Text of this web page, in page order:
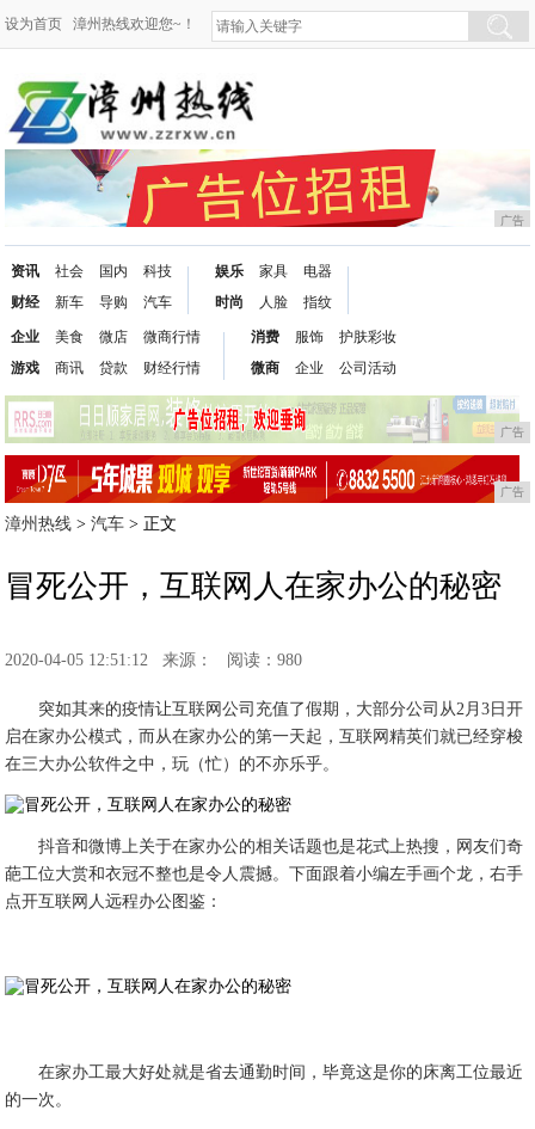
设为首页 漳州热线欢迎您~！
广告
资讯
财经
社会
新车
国内
导购
科技
汽车
娱乐
时尚
家具
人脸
电器
指纹
企业
游戏
美食
商讯
微店
贷款
微商行情
财经行情
消费
微商
服饰
企业
护肤彩妆
公司活动
广告
广告
漳州热线 >汽车 > 正文
冒死公开，互联网人在家办公的秘密
2020-04-05 12:51:12 来源： 阅读：980
突如其来的疫情让互联网公司充值了假期，大部分公司从2月3日开
启在家办公模式，而从在家办公的第一天起，互联网精英们就已经穿梭
在三大办公软件之中，玩（忙）的不亦乐乎。
抖音和微博上关于在家办公的相关话题也是花式上热搜，网友们奇
葩工位大赏和衣冠不整也是令人震撼。下面跟着小编左手画个龙，右手
点开互联网人远程办公图鉴：
在家办工最大好处就是省去通勤时间，毕竟这是你的床离工位最近
的一次。